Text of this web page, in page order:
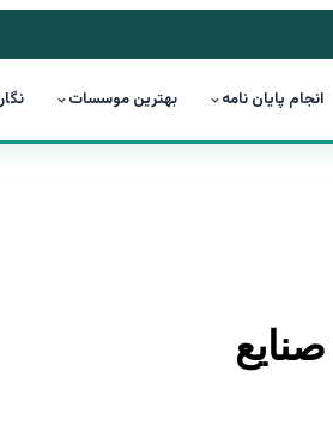
انجام پایان نامه بهترین موسسات